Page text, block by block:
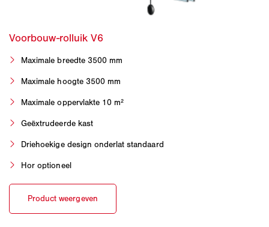
Maximale breedte 3500 mm
Maximale hoogte 3500 mm
Maximale oppervlakte 10 m²
Geëxtrudeerde kast
Driehoekige design onderlat standaard
Hor optioneel